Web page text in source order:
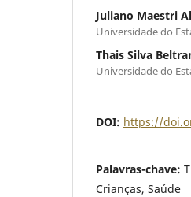
Juliano Maestri
Universidade do
Thais Silva
Universidade do
DOI: https://
Palavras-chave:
Crianças, Saúde